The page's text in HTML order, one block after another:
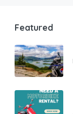
Featured